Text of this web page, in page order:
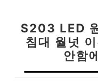
S203 LED
침대 월넛
안함